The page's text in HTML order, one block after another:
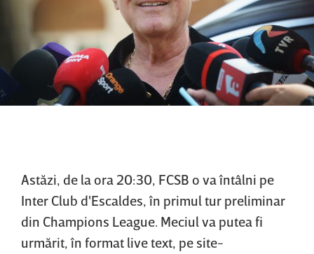
Astăzi, de la ora 20:30, FCSB o va întâlni pe
Inter Club d'Escaldes, în primul tur preliminar
din Champions League. Meciul va putea fi
urmărit, în format live text, pe site-